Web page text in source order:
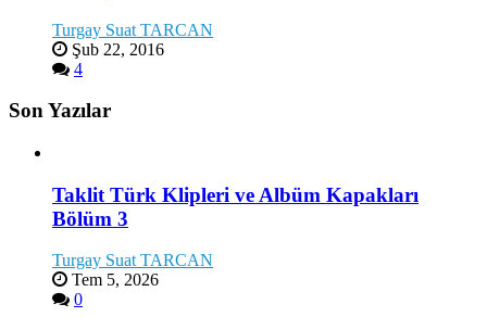
Turgay Suat TARCAN
Şub 22, 2016
4
Son Yazılar
Taklit Türk Klipleri ve Albüm Kapakları
Bölüm 3
Turgay Suat TARCAN
Tem 5, 2026
0